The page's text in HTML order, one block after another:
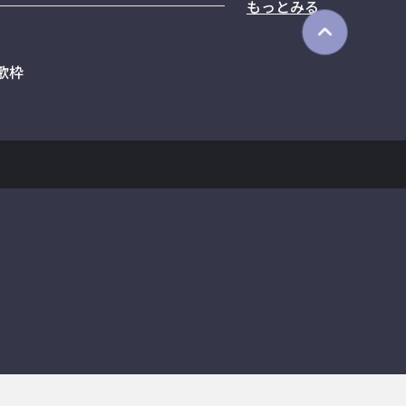
もっとみる
枠